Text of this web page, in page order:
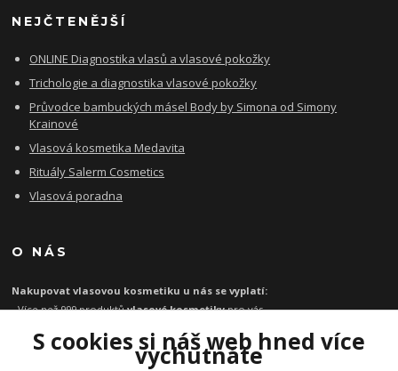
NEJČTENĚJŠÍ
ONLINE Diagnostika vlasů a vlasové pokožky
Trichologie a diagnostika vlasové pokožky
Průvodce bambuckých másel Body by Simona od Simony
Krainové
Vlasová kosmetika Medavita
Rituály Salerm Cosmetics
Vlasová poradna
O NÁS
Nakupovat vlasovou kosmetiku u nás se vyplatí:
- Více než 999 produktůvlasové kosmetikypro vás
- Garance originality profesionálnívlasové kosmetiky
- Při objednávce zboží nad 1199 Kč poštovné zdarma
S cookies si náš web hned více
vychutnáte